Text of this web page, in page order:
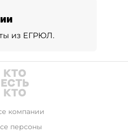
из ЕГРЮЛ.
компании
персоны